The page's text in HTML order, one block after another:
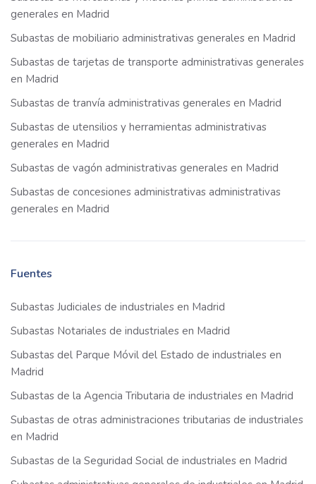
generales en Madrid
Subastas de mobiliario administrativas generales en Madrid
Subastas de tarjetas de transporte administrativas generales
en Madrid
Subastas de tranvía administrativas generales en Madrid
Subastas de utensilios y herramientas administrativas
generales en Madrid
Subastas de vagón administrativas generales en Madrid
Subastas de concesiones administrativas administrativas
generales en Madrid
Fuentes
Subastas Judiciales de industriales en Madrid
Subastas Notariales de industriales en Madrid
Subastas del Parque Móvil del Estado de industriales en
Madrid
Subastas de la Agencia Tributaria de industriales en Madrid
Subastas de otras administraciones tributarias de industriales
en Madrid
Subastas de la Seguridad Social de industriales en Madrid